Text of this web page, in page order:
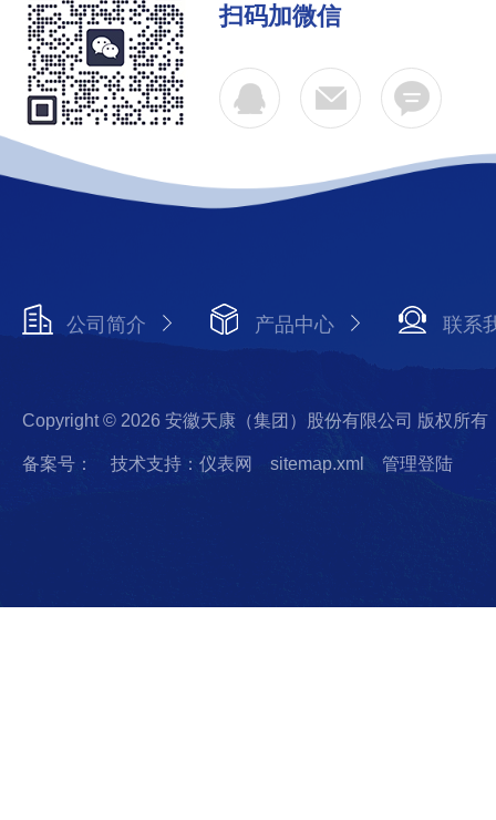
扫码加微信
公司简介 产品中心 联系
Copyright © 2026 安徽天康（集团）股份有限公司 版权所有
备案号： 技术支持：仪表网 sitemap.xml 管理登陆